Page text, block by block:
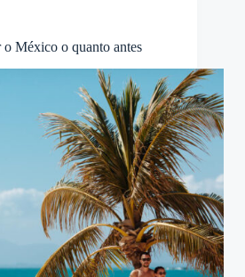
México o quanto antes